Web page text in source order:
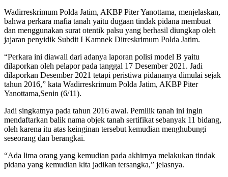
Wadirreskrimum Polda Jatim, AKBP Piter Yanottama, menjelaskan,
bahwa perkara mafia tanah yaitu dugaan tindak pidana membuat
dan menggunakan surat otentik palsu yang berhasil diungkap oleh
jajaran penyidik Subdit I Kamnek Ditreskrimum Polda Jatim.
“Perkara ini diawali dari adanya laporan polisi model B yaitu
dilaporkan oleh pelapor pada tanggal 17 Desember 2021. Jadi
dilaporkan Desember 2021 tetapi peristiwa pidananya dimulai sejak
tahun 2016,” kata Wadirreskrimum Polda Jatim, AKBP Piter
Yanottama,Senin (6/11).
Jadi singkatnya pada tahun 2016 awal. Pemilik tanah ini ingin
mendaftarkan balik nama objek tanah sertifikat sebanyak 11 bidang,
oleh karena itu atas keinginan tersebut kemudian menghubungi
seseorang dan berangkai.
“Ada lima orang yang kemudian pada akhirnya melakukan tindak
pidana yang kemudian kita jadikan tersangka,” jelasnya.